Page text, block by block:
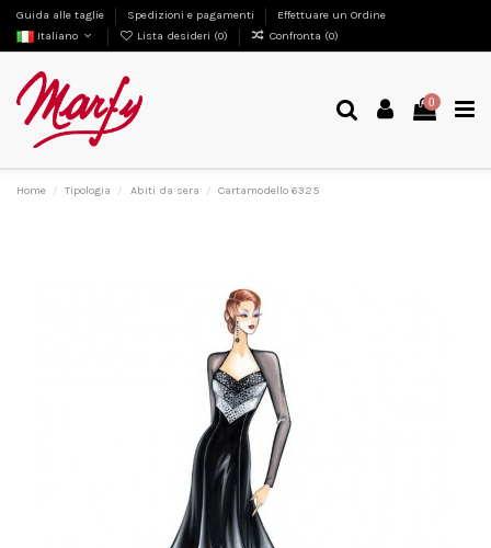
Guida alle taglie Spedizioni e pagamenti
Effettuare un Ordine
Italiano
Lista desideri (0) Confronta (0)
0
Home Tipologia Abiti da sera Cartamodello 6325